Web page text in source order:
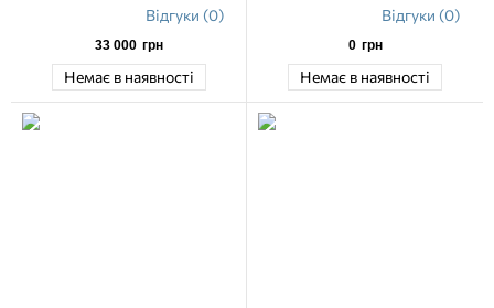
Відгуки (0)
33 000 грн
Немає в наявності
Відгуки (0)
0 грн
Немає в наявності